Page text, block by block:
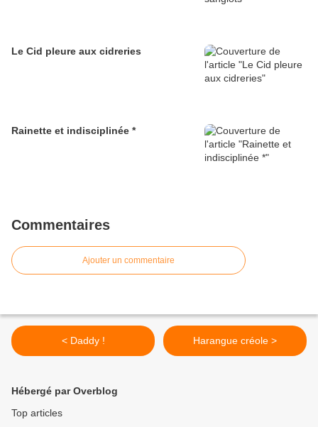
Le Cid pleure aux cidreries
Rainette et indisciplinée *
Commentaires
Ajouter un commentaire
< Daddy ! Harangue créole >
Hébergé par Overblog
Top articles